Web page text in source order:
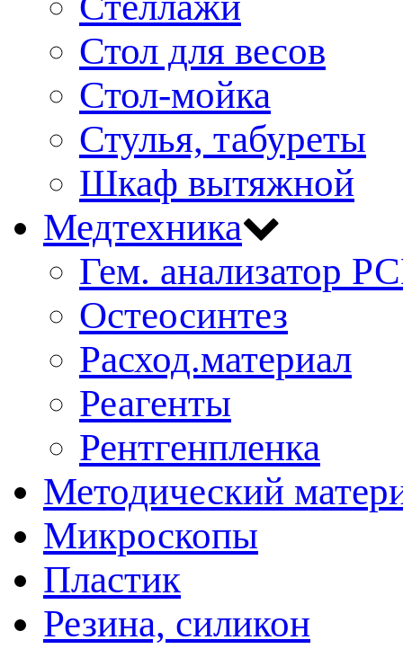
Стол для весов
Стол-мойка
Стулья, табуреты
Шкаф вытяжной
Медтехника
Гем. анализатор
Остеосинтез
Расход.материал
Реагенты
Рентгенпленка
Методический
Микроскопы
Пластик
Резина, силикон